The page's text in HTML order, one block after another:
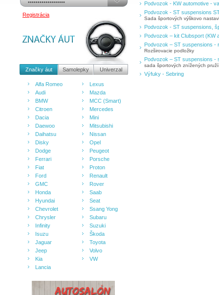
Registrácia
Značky áut Samolepky Univerzal
Alfa Romeo
Audi
BMW
Citroen
Dacia
Daewoo
Daihatsu
Disky
Dodge
Ferrari
Fiat
Ford
GMC
Honda
Hyundai
Chevrolet
Chrysler
Infinity
Isuzu
Jaguar
Jeep
Kia
Lancia
Lexus
Mazda
MCC (Smart)
Mercedes
Mini
Mitsubishi
Nissan
Opel
Peugeot
Porsche
Proton
Renault
Rover
Saab
Seat
Ssang Yong
Subaru
Suzuki
Škoda
Toyota
Volvo
VW
Podvozok - KW automotive -
Podvozok - ST suspensions
Sada športových výškovo
Podvozok - ST suspensions,
Podvozok – kit Clubsport (KW
Podvozok – ST suspensions -
Rozširovacie podložky
Podvozok – ST suspensions -
sada športových znížených
Výfuky - Sebring